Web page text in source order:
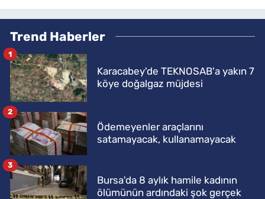
Trend Haberler
Karacabey'de TEKNOSAB'a yakın 7
köye doğalgaz müjdesi
1
Ödemeyenler araçlarını
satamayacak, kullanamayacak
2
Bursa'da 8 aylık hamile kadının
ölümünün ardındaki şok gerçek
3